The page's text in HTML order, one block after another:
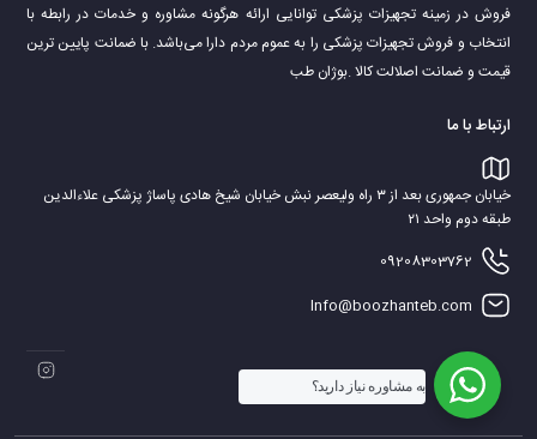
فروش در زمینه تجهیزات پزشکی توانایی ارائه هرگونه مشاوره و خدمات در رابطه با
انتخاب و فروش تجهیزات پزشکی را به عموم مردم دارا می‌‌‌‌باشد. با ضمانت پایین ترین
قیمت و ضمانت اصلالت کالا .بوژان طب
ارتباط با ما
خیابان جمهوری بعد از ۳ راه ولیعصر نبش خیابان شیخ هادی پاساژ پزشکی علاءالدین
طبقه دوم واحد ۲۱
09208303762
Info@boozhanteb.com
به مشاوره نیاز دارید؟